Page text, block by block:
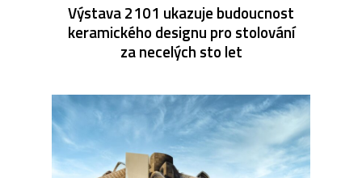
Výstava 2101 ukazuje budoucnost
keramického designu pro stolování
za necelých sto let